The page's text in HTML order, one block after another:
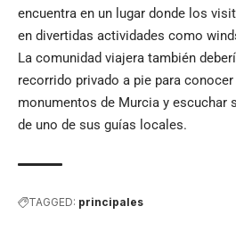
encuentra en un lugar donde los
en divertidas actividades como
La comunidad viajera también
recorrido privado a pie para
monumentos de Murcia y escuchar
de uno de sus guías locales.
TAGGED: principales